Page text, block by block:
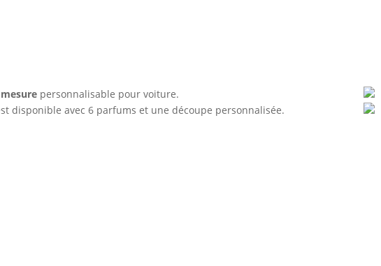
personnalisable pour voiture.
disponible avec 6 parfums et une découpe personnalisée.